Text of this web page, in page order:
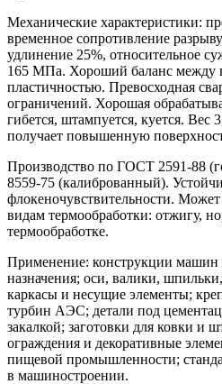
Механические характеристики:
временное сопротивление
удлинение 25%, относительное
165 МПа. Хороший баланс между
пластичностью. Превосходная
ограничений. Хорошая
гибется, штампуется, куется. Вес
получает повышенную
Производство по ГОСТ 2591-88
8559-75 (калиброванный).
флокеночувствительности.
видам термообработки: отжигу,
термообработке.
Применение: конструкции машин
назначения; оси, валики,
каркасы и несущие элементы;
турбин АЭС; детали под
закалкой; заготовки для ковки и
ограждения и декоративные
пищевой промышленности;
в машиностроении.